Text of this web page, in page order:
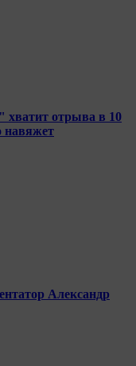
отрыва в 10
навяжет
Александр